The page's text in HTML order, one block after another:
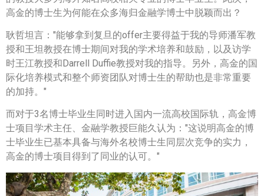
高金的博士生为何能在众多海归金融学博士中脱颖而出？
耿哲坦言："能够拿到复旦的offer主要得益于我的导师潘军教
授和王坦教授在博士期间对我的学术培养和鼓励，以及访学
时王江教授和Darrell Duffie教授对我的指导。另外，高金的国
际化培养模式和整个师资团队对博士生的帮助也是非常重要
的加持。"
而对于3名博士毕业生同时进入国内一流高校国际轨，高金博
士项目学术主任、金融学教授巨能久认为："这说明高金的博
士毕业生已基本具备与海外名校博士生同层次竞争的实力，
高金的博士项目得到了同业的认可。"